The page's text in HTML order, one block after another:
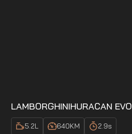
LAMBORGHINIHURACAN EVO
5.2L 640KM 2.9s